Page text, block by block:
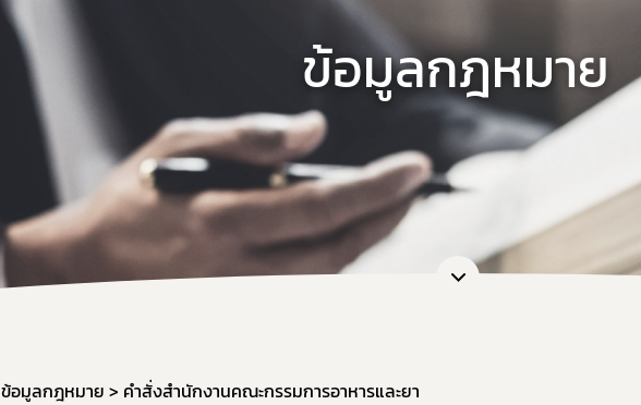
ข่าวสารงานสถานที่
การปรึกษาแบบแปลนสถานที่ผลิตเครื่องมือแพทย์
ผู้ควบคุมการผลิต/นำเข้า/ขายเครื่องมือแพทย์
งานเครื่องมือแพทย์จดแจ้ง (Listing
ผลิตเพื่อการส่งออก
วินิจฉัยผลิตภัณฑ์
เลิกกิจการ/ไม่ต่ออายุ
การขอยกเว้นไม่ต้องขออนุญาตผลิต นำเข้
หนังสือรับรองเครื่องมือแพทย์เพื่อการ
กลุ่มส่งเสริมการประกอบการเครื่องมือ
ข้อมูลกฎหมาย
ข้อมูลกฎหมาย คำสั่งสำนักงานคณะกรรมการอาหารและยา